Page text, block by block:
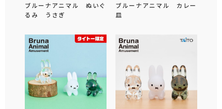
ブルーナアニマル ぬいぐ
るみ うさぎ
ブルーナアニマル カレー
皿